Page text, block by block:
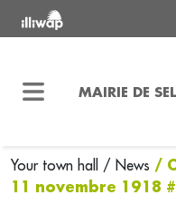
MAIRIE DE
Your town hall / News /
11 novembre 1918